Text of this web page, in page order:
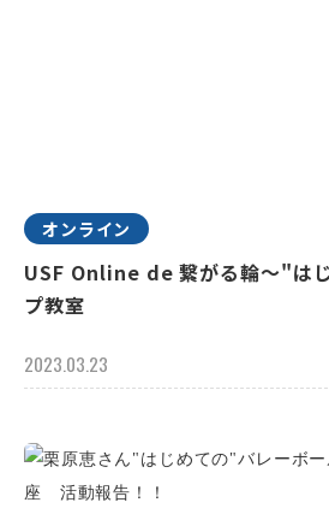
オンライン
USF Online de 繋がる輪～"は
プ教室
2023.03.23